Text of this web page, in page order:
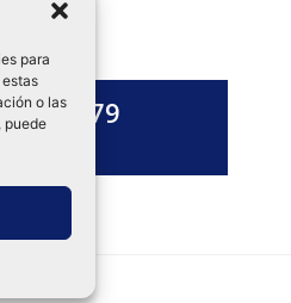
para
o las
puede 13 79
Linkedin-